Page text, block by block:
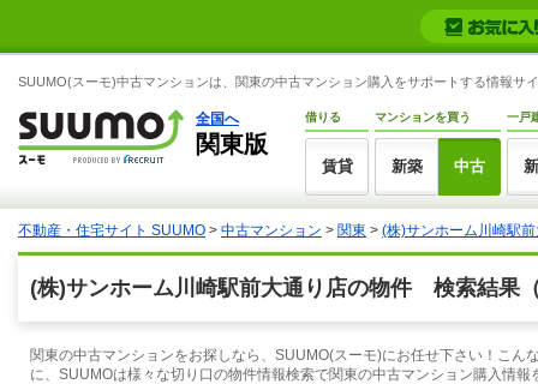
SUUMO(スーモ)中古マンションは、関東の中古マンション購入をサポートする情報サ
全国へ
関東版
借りる
賃貸
マンションを買う
新築 中古
一戸
不動産・住宅サイト SUUMO > 中古マンション > 関東 > (株)サンホーム川崎駅
(株)サンホーム川崎駅前大通り店の物件 検索結果
関東の中古マンションをお探しなら、SUUMO(スーモ)にお任せ下さい！こ
に、SUUMOは様々な切り口の物件情報検索で関東の中古マンション購入情報